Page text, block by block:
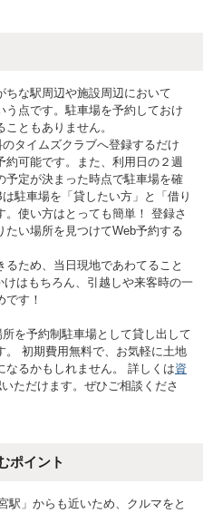
な駅周辺や施設周辺において
う点です。駐車場を予約しておけ
ともありません。
タイムズクラブへ登録するだけ
可能です。また、利用日の２週
予定が決まった時点で駐車場を確
駐車場を「貸したい方」と「借り
使い方はとっても簡単！ 登録さ
い場所を見つけてWeb予約する
ため、当日現地であわてること
はもちろん、引越しや来客時の一
す！
を予約制駐車場として貸し出して
。 初期費用無料で、お気軽に土地
なるかもしれません。 詳しくは資
ただけます。ぜひご相談くださ
ポイント
駅」からも近いため、クルマをと